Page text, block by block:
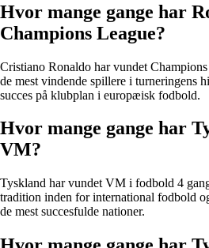
Hvor mange gange har
Champions League?
Cristiano Ronaldo har vundet
de mest vindende spillere i turneringens
succes på klubplan i europæisk fodbold.
Hvor mange gange har
VM?
Tyskland har vundet VM i fodbold 4
tradition inden for international fodbold
de mest succesfulde nationer.